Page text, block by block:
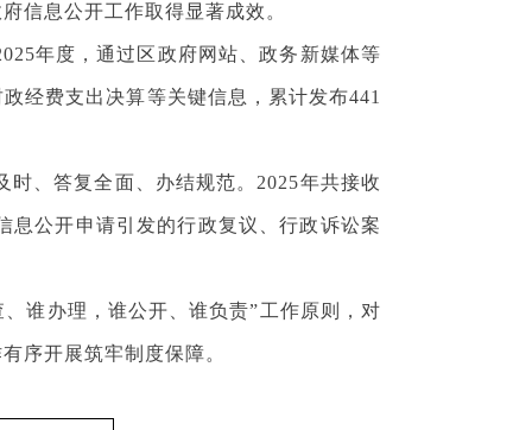
信息公开工作取得显著成效。
年度，通过区政府网站、政务新媒体等
经费支出决算等关键信息，累计发布441
、答复全面、办结规范。2025年共接收
息公开申请引发的行政复议、行政诉讼案
谁办理，谁公开、谁负责”工作原则，对
序开展筑牢制度保障。